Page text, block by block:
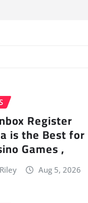
Register
is the Best for
Games ,
Aug 5, 2026